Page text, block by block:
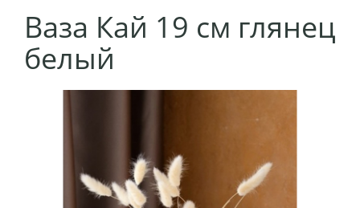
Ваза Кай 19 см глянец
белый